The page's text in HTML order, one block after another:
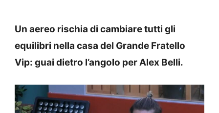
Un aereo rischia di cambiare tutti gli
equilibri nella casa del Grande Fratello
Vip: guai dietro l’angolo per Alex Belli.